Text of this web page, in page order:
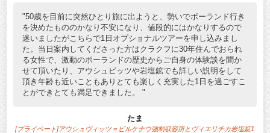
50歳を目前に突然ひとり旅に出ようと、勢いでポーランド行き
を決めたもののかなり不安になり、値段的にはかなりするので
迷いましたがこちらで1日オプショナルツアーを申し込みまし
た。当日案内してくださった方はクラクフに30年住んでおられ
る女性で、激動のポーランドの歴史からご自身の体験談を聞か
せて頂いたり、アウシュビッツや岩塩鉱でも詳しい説明をして
頂き年齢も近いこともありとても楽しく充実した1日を過ごすこ
とができとても満足できました。
たま
[プライベート]アウシュヴィッツ＝ビルケナウ強制収容所とヴィエリチカ岩塩鉱1